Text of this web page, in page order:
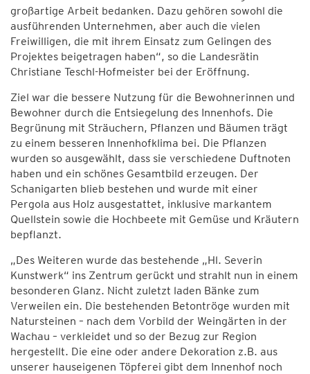
großartige Arbeit bedanken. Dazu gehören sowohl die
ausführenden Unternehmen, aber auch die vielen
Freiwilligen, die mit ihrem Einsatz zum Gelingen des
Projektes beigetragen haben“, so die Landesrätin
Christiane Teschl-Hofmeister bei der Eröffnung.
Ziel war die bessere Nutzung für die Bewohnerinnen und
Bewohner durch die Entsiegelung des Innenhofs. Die
Begrünung mit Sträuchern, Pflanzen und Bäumen trägt
zu einem besseren Innenhofklima bei. Die Pflanzen
wurden so ausgewählt, dass sie verschiedene Duftnoten
haben und ein schönes Gesamtbild erzeugen. Der
Schanigarten blieb bestehen und wurde mit einer
Pergola aus Holz ausgestattet, inklusive markantem
Quellstein sowie die Hochbeete mit Gemüse und Kräutern
bepflanzt.
„Des Weiteren wurde das bestehende „Hl. Severin
Kunstwerk“ ins Zentrum gerückt und strahlt nun in einem
besonderen Glanz. Nicht zuletzt laden Bänke zum
Verweilen ein. Die bestehenden Betontröge wurden mit
Natursteinen – nach dem Vorbild der Weingärten in der
Wachau – verkleidet und so der Bezug zur Region
hergestellt. Die eine oder andere Dekoration z.B. aus
unserer hauseigenen Töpferei gibt dem Innenhof noch